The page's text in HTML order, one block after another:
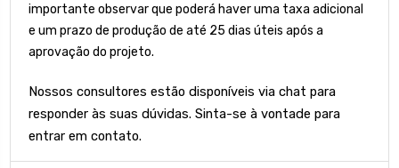
importante observar que poderá haver uma taxa adicional
e um prazo de produção de até 25 dias úteis após a
aprovação do projeto.
Nossos consultores estão disponíveis via chat para
responder às suas dúvidas. Sinta-se à vontade para
entrar em contato.